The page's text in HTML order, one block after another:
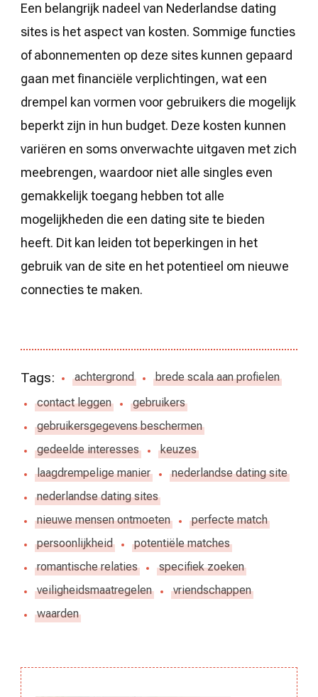
Een belangrijk nadeel van Nederlandse dating
sites is het aspect van kosten. Sommige functies
of abonnementen op deze sites kunnen gepaard
gaan met financiële verplichtingen, wat een
drempel kan vormen voor gebruikers die mogelijk
beperkt zijn in hun budget. Deze kosten kunnen
variëren en soms onverwachte uitgaven met zich
meebrengen, waardoor niet alle singles even
gemakkelijk toegang hebben tot alle
mogelijkheden die een dating site te bieden
heeft. Dit kan leiden tot beperkingen in het
gebruik van de site en het potentieel om nieuwe
connecties te maken.
Tags: achtergrond
brede scala aan profielen
contact leggen
gebruikers
gebruikersgegevens beschermen
gedeelde interesses
keuzes
laagdrempelige manier
nederlandse dating site
nederlandse dating sites
nieuwe mensen ontmoeten
perfecte match
persoonlijkheid
potentiële matches
romantische relaties
specifiek zoeken
veiligheidsmaatregelen
vriendschappen
waarden